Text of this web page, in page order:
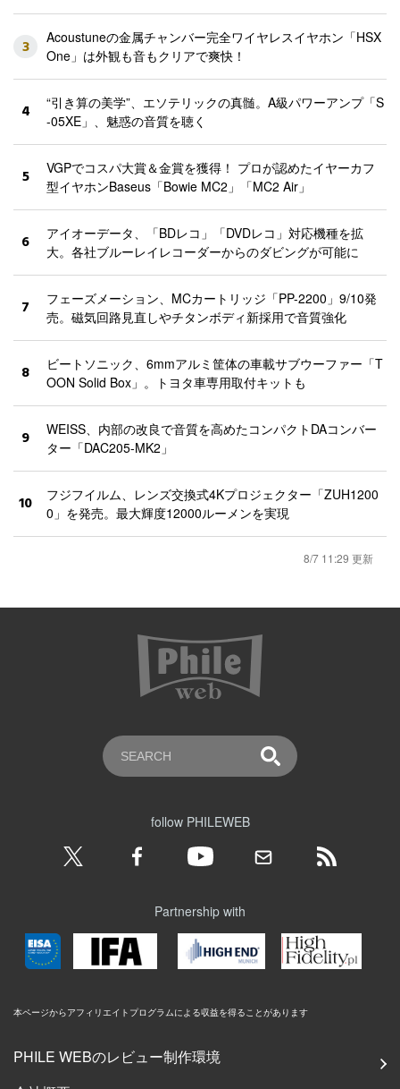
3
Acoustuneの金属チャンバー完全ワイヤレスイヤホン「HSX
One」は外観も音もクリアで爽快！
4
“引き算の美学”、エソテリックの真髄。A級パワーアンプ「S
-05XE」、魅惑の音質を聴く
5
VGPでコスパ大賞＆金賞を獲得！ プロが認めたイヤーカフ
型イヤホンBaseus「Bowie MC2」「MC2 Air」
6
アイオーデータ、「BDレコ」「DVDレコ」対応機種を拡
大。各社ブルーレイレコーダーからのダビングが可能に
7
フェーズメーション、MCカートリッジ「PP-2200」9/10発
売。磁気回路見直しやチタンボディ新採用で音質強化
8
ビートソニック、6mmアルミ筐体の車載サブウーファー「T
OON Solid Box」。トヨタ車専用取付キットも
9
WEISS、内部の改良で音質を高めたコンパクトDAコンバー
ター「DAC205-MK2」
10
フジフイルム、レンズ交換式4Kプロジェクター「ZUH1200
0」を発売。最大輝度12000ルーメンを実現
8/7 11:29 更新
follow PHILEWEB
Partnership with
本ページからアフィリエイトプログラムによる収益を得ることがあります
PHILE WEBのレビュー制作環境